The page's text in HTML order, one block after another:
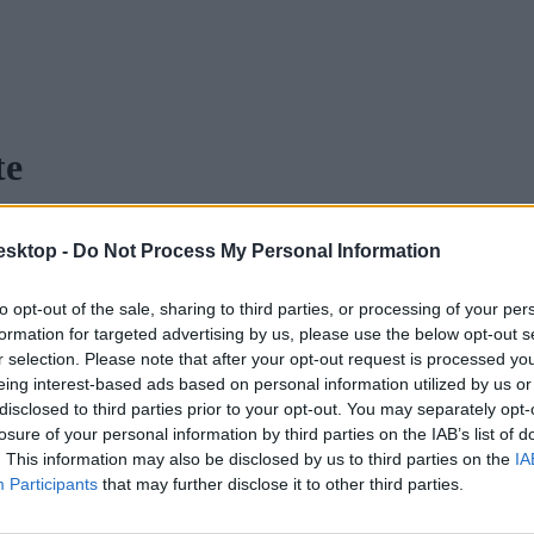
- Do Not Process My Personal Information
opt-out of the sale, sharing to third parties, or processing of your
for targeted advertising by us, please use the below opt-out
selection. Please note that after your opt-out request is processed
interest-based ads based on personal information utilized by us
to third parties prior to your opt-out. You may separately
of your personal information by third parties on the IAB’s list of
This information may also be disclosed by us to third parties on the
Participants that may further disclose it to other third parties.
ben
államtitkársága pénteken, a megbeszélésen a nem